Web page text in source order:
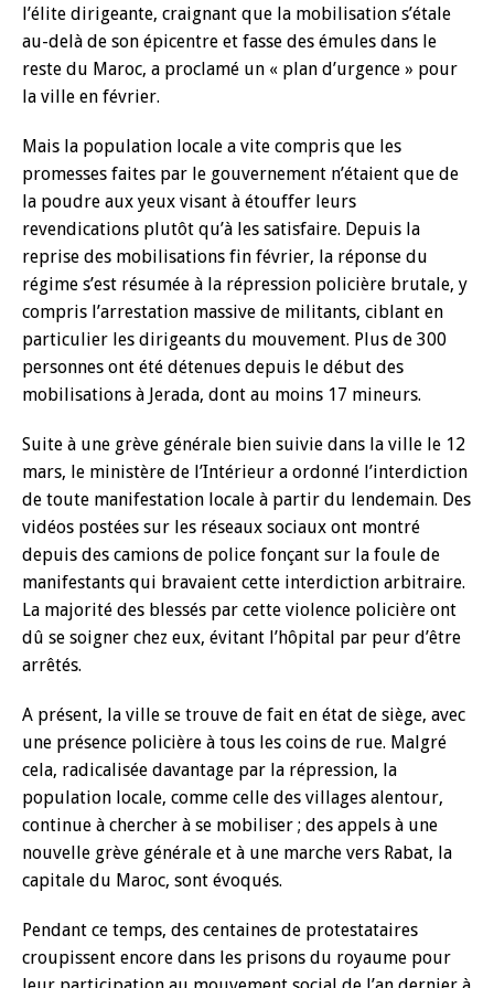
l’élite dirigeante, craignant que la mobilisation s’étale
au-delà de son épicentre et fasse des émules dans le
reste du Maroc, a proclamé un « plan d’urgence » pour
la ville en février.
Mais la population locale a vite compris que les
promesses faites par le gouvernement n’étaient que de
la poudre aux yeux visant à étouffer leurs
revendications plutôt qu’à les satisfaire. Depuis la
reprise des mobilisations fin février, la réponse du
régime s’est résumée à la répression policière brutale, y
compris l’arrestation massive de militants, ciblant en
particulier les dirigeants du mouvement. Plus de 300
personnes ont été détenues depuis le début des
mobilisations à Jerada, dont au moins 17 mineurs.
Suite à une grève générale bien suivie dans la ville le 12
mars, le ministère de l’Intérieur a ordonné l’interdiction
de toute manifestation locale à partir du lendemain. Des
vidéos postées sur les réseaux sociaux ont montré
depuis des camions de police fonçant sur la foule de
manifestants qui bravaient cette interdiction arbitraire.
La majorité des blessés par cette violence policière ont
dû se soigner chez eux, évitant l’hôpital par peur d’être
arrêtés.
A présent, la ville se trouve de fait en état de siège, avec
une présence policière à tous les coins de rue. Malgré
cela, radicalisée davantage par la répression, la
population locale, comme celle des villages alentour,
continue à chercher à se mobiliser ; des appels à une
nouvelle grève générale et à une marche vers Rabat, la
capitale du Maroc, sont évoqués.
Pendant ce temps, des centaines de protestataires
croupissent encore dans les prisons du royaume pour